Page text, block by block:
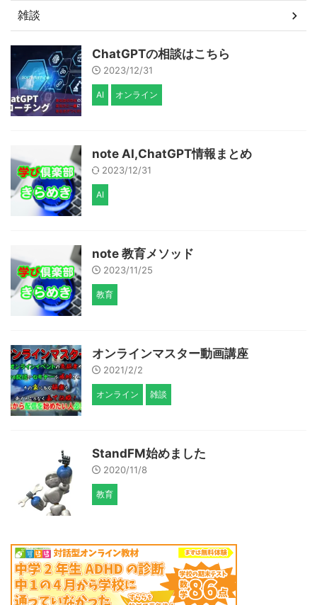
雑談
ChatGPTの相談はこちら
2023/12/31
AI オンライン
note AI,ChatGPT情報まとめ
2023/12/31
AI
note 教育メソッド
2023/11/25
教育
オンラインマスター動画講座
2021/2/2
オンライン 雑談
StandFM始めました
2020/11/8
教育